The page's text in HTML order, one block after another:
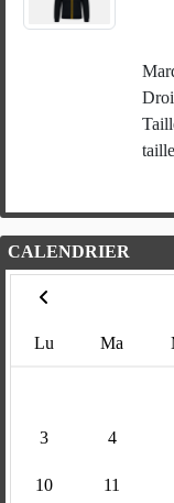
CALENDRIER
Lu Ma
3 4
10 11